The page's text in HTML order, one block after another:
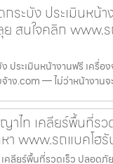
ระบัง ประเมินหน้า
สนใจคลิก www.
ประเมินหน้างานฟรี เครื่อ
าง.com — ไม่ว่าหน้างาน
าไท เคลียร์พื้นที่รว
า www.รถแบคโฮ
ลียร์พื้นที่รวดเร็ว ปลอดภัย